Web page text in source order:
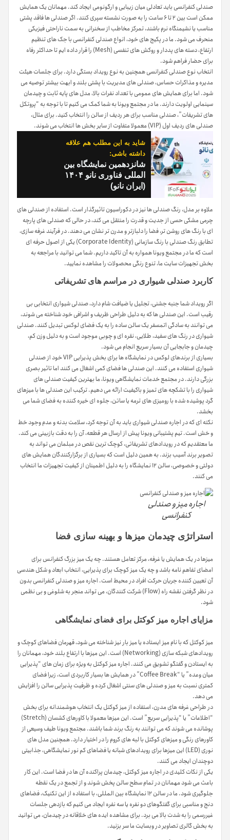
صندلی کنفرانسی باید تعادلی میان زیبایی و ارگونومی ایجاد کند. مهمانان یک همایش
ممکن است بین ۲ تا ۶ ساعت را به صورت نشسته سپری کنند. اگر صندلی ها فاقد پشتی
مناسب یا نشیمنگاه نرم باشند، تمرکز مخاطب از سخنرانی به سمت ناراحتی فیزیکی
منحرف می شود. ما در پکیج های خود، انواع صندلی کنفرانسی با جک های تنظیم
ارتفاع، دسته های پددار و روکش های تنفسی (Mesh) را قرار داده ایم تا حداکثر رفاه
برای حضار فراهم شود.
انتخاب نوع صندلی کنفرانسی همچنین به نوع رویداد بستگی دارد. برای جلسات هیئت
مدیره و مذاکرات حساس، صندلی های مدیریت با پشتی بلند و ابهت بیشتر توصیه می
شود. اما برای همایش های عمومی با تعداد نفرات بالا، مدل های پایه ثابت و چیدمان
سینمایی اولویت دارند. ما در مجتمع ویونا به شما کمک می کنیم تا با توجه به “پروتکل
های تشریفات”، صندلی مناسب برای هر ردیف از سالن را انتخاب کنید. برای مثال،
صندلی های ردیف اول (VIP) معمولا متفاوت از سایر بخش ها انتخاب می شوند.
شاید به این مطلب هم علاقه
داشته باشی:
شانزدهمین نمایشگاه بین
المللی فناوری نانو ۱۴۰۴
(ایران نانو)
علاوه بر مدل، رنگ صندلی ها نیز در دکوراسیون تاثیرگذار است. استفاده از صندلی های
چرمی مشکی حسی از جدیت و قدرت را منتقل می کند، در حالی که صندلی های پارچه
ای با رنگ های روشن تر، فضا را دلبازتر و مدرن تر نشان می دهند. در فرآیند غرفه سازی،
تطابق رنگ صندلی با رنگ سازمانی (Corporate Identity) یکی از اصول حرفه ای
است که ما در مجتمع ویونا همواره به آن تاکید داریم. شما می توانید با مراجعه به
بخش تجهیزات سایت ما، تنوع رنگی محصولات را مشاهده نمایید.
کاربرد صندلی شیواری در مراسم های تشریفاتی
اگر رویداد شما جنبه جشنی، تجلیل یا ضیافت شام دارد، صندلی شیواری انتخابی بی
رقیب است. این صندلی ها که به دلیل طراحی ظریف و اشرافی خود شناخته می شوند،
می توانند به سادگی اتمسفر یک سالن ساده را به یک فضای لوکس تبدیل کنند. صندلی
شیواری در رنگ های سفید، طلایی، نقره ای و چوبی موجود است و به دلیل وزن کم،
چیدمان و جابجایی آن بسیار سریع انجام می شود.
بسیاری از برندهای لوکس در نمایشگاه ها برای بخش پذیرایی VIP خود از صندلی
شیواری استفاده می کنند. این صندلی ها فضای کمی اشغال می کنند اما تاثیر بصری
بزرگی دارند. در مجتمع خدمات نمایشگاهی ویونا، ما بهترین کیفیت صندلی های
شیواری را با تشکچه های تمیز و باکیفیت ارائه می دهیم. ترکیب این صندلی ها با میزهای
گرد پوشیده شده با رومیزی های ترمه یا ساتن، جلوه ای خیره کننده به فضای شما می
بخشد.
نکته ای که در اجاره صندلی شیواری باید به آن توجه کرد، سلامت بدنه و عدم وجود خط
و خش است. تیم پشتیبانی ویونا پیش از ارسال هر قطعه، آن را به دقت بازبینی می کند.
ما معتقدیم که در رویدادهای تشریفاتی، کوچک ترین نقص در مبلمان می تواند به
تصویر برند آسیب بزند. به همین دلیل است که بسیاری از برگزارکنندگان همایش های
دولتی و خصوصی، سالن ۱۲ نمایشگاه را به دلیل اطمینان از کیفیت تجهیزات ما انتخاب
می کنند.
اجاره میز و صندلی
کنفرانسی
استراتژی چیدمان میزها و بهینه سازی فضا
میزها در یک همایش یا غرفه، مرکز تعامل هستند. چه یک میز بزرگ کنفرانس برای
امضای تفاهم نامه باشد و چه یک میز کوچک برای پذیرایی، انتخاب ابعاد و شکل هندسی
آن تعیین کننده جریان حرکت افراد در محیط است. اجاره میز و صندلی کنفرانسی بدون
در نظر گرفتن نقشه راه (Flow) شرکت کنندگان، می تواند منجر به شلوغی و بی نظمی
شود.
مزایای اجاره میز کوکتل برای فضای نمایشگاهی
میز کوکتل که با نام میز ایستاده یا میز بار نیز شناخته می شود، قهرمان فضاهای کوچک و
رویدادهای شبکه سازی (Networking) است. این میزها با ارتفاع بلند خود، مهمانان را
به ایستادن و گفتگو تشویق می کنند. اجاره میز کوکتل به ویژه برای زمان های “پذیرایی
میان وعده” یا “Coffee Break” در همایش ها بسیار کاربردی است، زیرا فضای
کمتری نسبت به میز و صندلی های سنتی اشغال کرده و ظرفیت پذیرایی سالن را افزایش
می دهد.
در طراحی غرفه های مدرن، استفاده از میز کوکتل یک انتخاب هوشمندانه برای بخش
“اطلاعات” یا “پذیرایی سریع” است. این میزها معمولا با کاورهای کشسان (Stretch)
پوشانده می شوند که می توانند به رنگ برند شما باشند. مجتمع ویونا طیف وسیعی از
کاورهای رنگی و میزهای کوکتل با لبه های کروم را در اختیار دارد. همچنین مدل های
نوری (LED) این میزها برای رویدادهای شبانه یا فضاهای کم نور نمایشگاهی، جذابیتی
دوچندان ایجاد می کنند.
یکی از نکات کلیدی در اجاره میز کوکتل، چیدمان پراکنده آن ها در فضا است. این کار
باعث می شود مهمانان در تمام سطح سالن پخش شوند و از تجمع در یک نقطه
جلوگیری شود. ما در سالن ۱۲ نمایشگاه بین المللی، با استفاده از این تکنیک، فضاهای
دنج و مناسبی برای گفتگوهای دو نفره یا سه نفره ایجاد می کنیم که بازدهی جلسات
غیررسمی را به شدت بالا می برد. برای مشاهده ایده های خلاقانه در چیدمان، می توانید
به بخش گالری تصاویر در وبسایت ما سر بزنید.